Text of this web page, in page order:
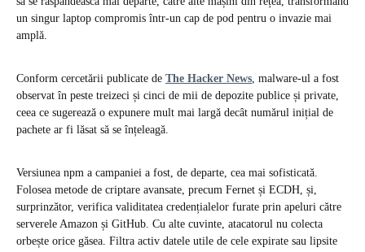
un singur laptop compromis într-un cap de pod pentru o invazie mai
amplă.
Conform cercetării publicate de The Hacker News, malware-ul a fost
observat în peste treizeci și cinci de mii de depozite publice și private,
ceea ce sugerează o expunere mult mai largă decât numărul inițial de
pachete ar fi lăsat să se înțeleagă.
Versiunea npm a campaniei a fost, de departe, cea mai sofisticată.
Folosea metode de criptare avansate, precum Fernet și ECDH, și,
surprinzător, verifica validitatea credențialelor furate prin apeluri către
serverele Amazon și GitHub. Cu alte cuvinte, atacatorul nu colecta
orbește orice găsea. Filtra activ datele utile de cele expirate sau lipsite